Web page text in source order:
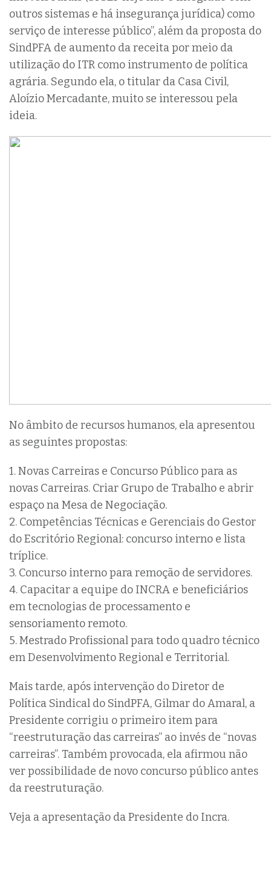
outros sistemas e há insegurança jurídica) como
serviço de interesse público”, além da proposta do
SindPFA de aumento da receita por meio da
utilização do ITR como instrumento de política
agrária. Segundo ela, o titular da Casa Civil,
Aloízio Mercadante, muito se interessou pela
ideia.
No âmbito de recursos humanos, ela apresentou
as seguintes propostas:
1. Novas Carreiras e Concurso Público para as
novas Carreiras. Criar Grupo de Trabalho e abrir
espaço na Mesa de Negociação.
2. Competências Técnicas e Gerenciais do Gestor
do Escritório Regional: concurso interno e lista
tríplice.
3. Concurso interno para remoção de servidores.
4. Capacitar a equipe do INCRA e beneficiários
em tecnologias de processamento e
sensoriamento remoto.
5. Mestrado Profissional para todo quadro técnico
em Desenvolvimento Regional e Territorial.
Mais tarde, após intervenção do Diretor de
Política Sindical do SindPFA, Gilmar do Amaral, a
Presidente corrigiu o primeiro item para
“reestruturação das carreiras” ao invés de “novas
carreiras”. Também provocada, ela afirmou não
ver possibilidade de novo concurso público antes
da reestruturação.
Veja a apresentação da Presidente do Incra.